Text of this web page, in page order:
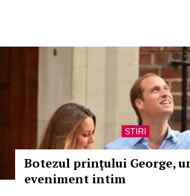
STIRI
Botezul prinţului George,
eveniment intim